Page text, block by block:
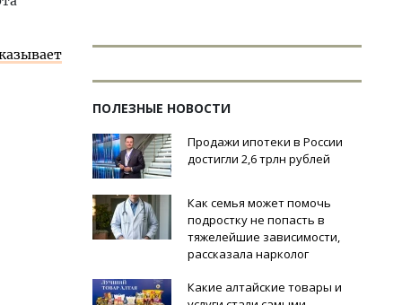
ПОЛЕЗНЫЕ НОВОСТИ
Продажи ипотеки в России
достигли 2,6 трлн рублей
Как семья может помочь
подростку не попасть в
тяжелейшие зависимости,
рассказала нарколог
Какие алтайские товары и